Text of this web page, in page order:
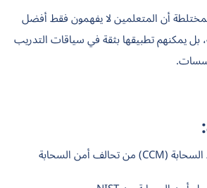
أن المتعلمين لا يفهمون فقط أفضل
يمكنهم تطبيقها بثقة في سياقات التدريب
مصفوفة ضوابط السحابة (CCM) من تحالف أمن السحابة